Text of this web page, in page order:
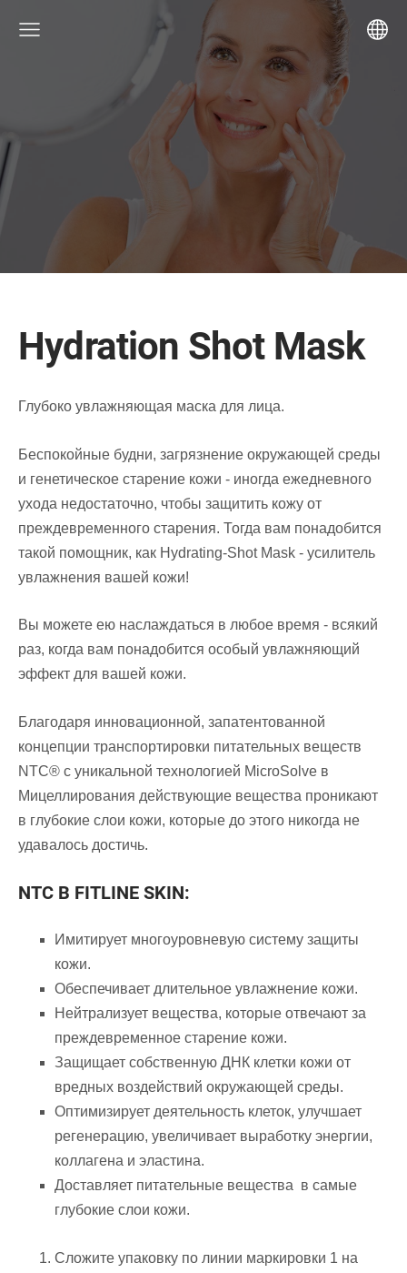
Hydration Shot Mask
Глубоко увлажняющая маска для лица.
Беспокойные будни, загрязнение окружающей среды
и генетическое старение кожи - иногда ежедневного
ухода недостаточно, чтобы защитить кожу от
преждевременного старения. Тогда вам понадобится
такой помощник, как Hydrating-Shot Mask - усилитель
увлажнения вашей кожи!
Вы можете ею наслаждаться в любое время - всякий
раз, когда вам понадобится особый увлажняющий
эффект для вашей кожи.
Благодаря инновационной, запатентованной
концепции транспортировки питательных веществ
NTC® с уникальной технологией МicroSolve в
Мицеллирования действующие вещества проникают
в глубокие слои кожи, которые до этого никогда не
удавалось достичь.
NTC В FITLINE SKIN:
Имитирует многоуровневую систему защиты
кожи.
Обеспечивает длительное увлажнение кожи.
Нейтрализует вещества, которые отвечают за
преждевременное старение кожи.
Защищает собственную ДНК клетки кожи от
вредных воздействий окружающей среды.
Оптимизирует деятельность клеток, улучшает
регенерацию, увеличивает выработку энергии,
коллагена и эластина.
Доставляет питательные вещества в самые
глубокие слои кожи.
Сложите упаковку по линии маркировки 1 на